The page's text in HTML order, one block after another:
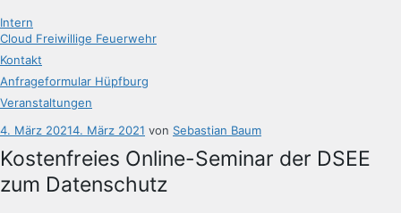
Intern
Cloud Freiwillige Feuerwehr
Kontakt
Anfrageformular Hüpfburg
Veranstaltungen
Veröffentlicht
4. März 20214. März 2021 von Sebastian Baum
Kostenfreies Online-Seminar der DSEE
zum Datenschutz